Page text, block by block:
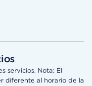
servicios. Nota: El
diferente al horario de la